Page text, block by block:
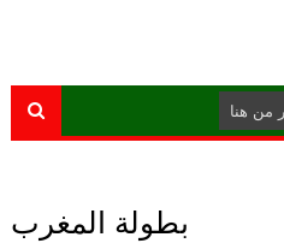
بكم
بطولة المغرب